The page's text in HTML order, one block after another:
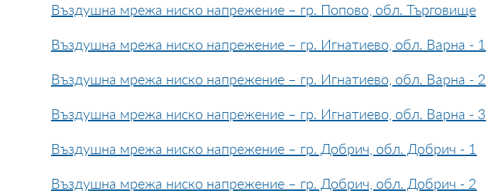
Въздушна мрежа ниско напрежение – гр. Попово, обл. Търговище
Въздушна мрежа ниско напрежение – гр. Игнатиево, обл. Варна - 1
Въздушна мрежа ниско напрежение – гр. Игнатиево, обл. Варна - 2
Въздушна мрежа ниско напрежение – гр. Игнатиево, обл. Варна - 3
Въздушна мрежа ниско напрежение – гр. Добрич, обл. Добрич - 1
Въздушна мрежа ниско напрежение – гр. Добрич, обл. Добрич - 2